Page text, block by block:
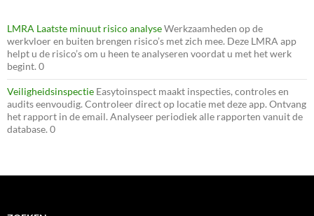
LMRA Laatste minuut risico analyseWerkzaamheden op de
werkvloer en buiten brengen risico’s met zich mee. Deze LMRA app
helpt u de risico’s om u heen te analyseren voordat u met het werk
begint. 0
Veiligheidsinspectie Easytoinspect maakt inspecties, controles en
audits eenvoudig. Controleer direct op locatie met deze app. Ontvang
het rapport in de email. Analyseer periodiek alle rapporten vanuit de
database. 0